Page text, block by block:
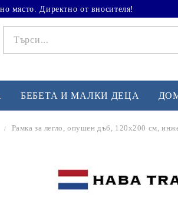
място. Директно от вносителя!
Баскетбол
БЕБЕТА И МАЛКИ ДЕЦА
Рамка за легло, опушен дъб, 120x200 см,